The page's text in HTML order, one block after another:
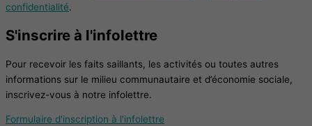
confidentialité.
S'inscrire à l'infolettre
Pour recevoir les faits saillants, les activités ou toutes autres
informations sur le milieu communautaire et d’économie sociale,
inscrivez-vous à notre infolettre.
Formulaire d'inscription à l'infolettre